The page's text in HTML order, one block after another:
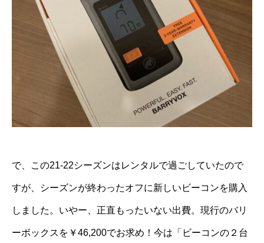
で、この21-22シーズンはレンタルで過ごしていたので
すが、シーズンが終わったオフに新しいビーコンを購入
しました。いやー、正直もったいない出費。現行のバリ
ーボックスを￥46,200でお求め！今は「ビーコンの２台